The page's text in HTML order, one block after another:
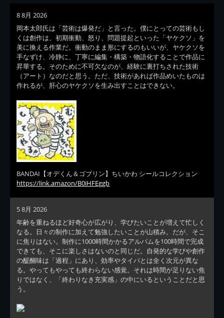
8 8月 2026
岡本太郎氏は「芸術は爆発だ」と言った。僕にとっての芸術もし
くは創作は、初期衝動、怒り、問題提起といった「ヤケクソ」を
美に換える作業だ。衝動のまま形にするのもいいが、ヤケクソを
手なずけ、冷静に、丁寧に編集・構築・物語化することで作品に
昇華する。そのために不可欠なのが、経験に裏打ちされた技術
（アート）なのだと思う。ただ、技術があれば作品めいたものは
作れるが、肝心のヤケクソを生み出すことはできない。
BANDAI【オデくん＆ゴブリン】ちいかわ シールコレクション
https://link.amazon/B0iHFEggb
5 8月 2026
年齢を重ねるほど好奇心が広がり、学びたいことが増えて忙しく
なる。日々の制作に加えて勉強したいことが山積み。だが、そこ
に焦りはない。制作に1000時間かかるアルバムを100時間で完成
できても、そこに楽しさはないのと同じだ。自発的な学びや創作
の醍醐味は「過程」にあり、効率やタイパとは全く次元が異な
る。やってもやっても終わらない感覚。それは時間が足りない焦
りではなく、「終わりなき充実感」の中にいるということだと思
う。